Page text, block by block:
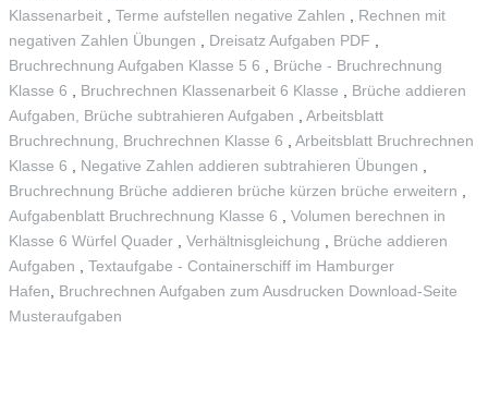
Klassenarbeit, Terme aufstellen negative Zahlen
Rechnen mit
negativen Zahlen Übungen
Dreisatz Aufgaben PDF
Bruchrechnung Aufgaben Klasse 5 6
Brüche - Bruchrechnung
Klasse 6
Bruchrechnen Klassenarbeit 6 Klasse
Brüche addieren
Aufgaben, Brüche subtrahieren Aufgaben
Arbeitsblatt
Bruchrechnung, Bruchrechnen Klasse 6
Arbeitsblatt Bruchrechnen
Klasse 6
Negative Zahlen addieren subtrahieren Übungen
Bruchrechnung Brüche addieren brüche kürzen brüche erweitern
Aufgabenblatt Bruchrechnung Klasse 6
Volumen berechnen in
Klasse 6 Würfel Quader
Verhältnisgleichung
Brüche addieren
Aufgaben
Textaufgabe - Containerschiff im Hamburger
Hafen
Bruchrechnen Aufgaben zum Ausdrucken Download-Seite
Musteraufgaben